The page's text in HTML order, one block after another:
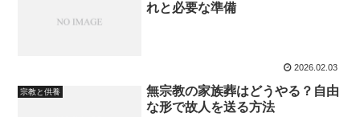
れと必要な準備
2026.02.03
宗教と供養
無宗教の家族葬はどうやる？自由
な形で故人を送る方法